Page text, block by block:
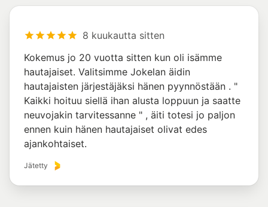
8 kuukautta sitten
Kokemus jo 20 vuotta sitten kun oli isämme
hautajaiset. Valitsimme Jokelan äidin
hautajaisten järjestäjäksi hänen pyynnöstään . "
Kaikki hoituu siellä ihan alusta loppuun ja saatte
neuvojakin tarvitessanne " , äiti totesi jo paljon
ennen kuin hänen hautajaiset olivat edes
ajankohtaiset.
Jätetty